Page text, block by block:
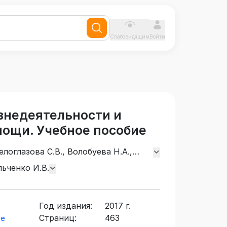
СлабовидящимВойти
и
Учебное пособие
С.В., Волобуева Н.А.,
Косованова Л.В., Кривощеков
Н.С., Абаскалова Н.П.
И.В.
Год издания:
2017 г.
Страниц:
463